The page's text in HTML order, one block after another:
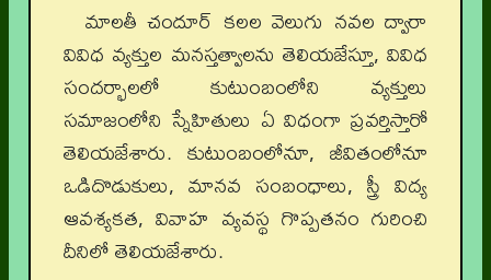
మాలతీ చందూర్ కలల వెలుగు నవల ద్వారా
వివిధ వ్యక్తుల మనస్తత్వాలను తెలియజేస్తూ, వివిధ
సందర్భాలలో కుటుంబంలోని వ్యక్తులు
సమాజంలోని స్నేహితులు ఏ విధంగా ప్రవర్తిస్తారో
తెలియజేశారు. కుటుంబంలోనూ, జీవితంలోనూ
ఒడిదొడుకులు, మానవ సంబంధాలు, స్త్రీ విద్య
ఆవశ్యకత, వివాహ వ్యవస్థ గొప్పతనం గురించి
దీనిలో తెలియజేశారు.